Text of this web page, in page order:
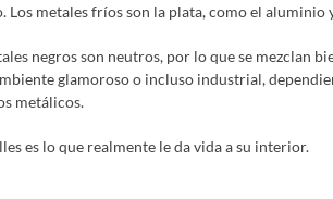
Los metales fríos son la plata, como el aluminio
negros son neutros, por lo que se mezclan
glamoroso o incluso industrial,
metálicos.
es lo que realmente le da vida a su interior.